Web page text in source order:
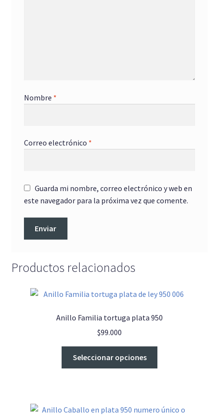
Nombre *
Correo electrónico *
Guarda mi nombre, correo electrónico y web en
este navegador para la próxima vez que comente.
Productos relacionados
Anillo Familia tortuga plata 950
$99.000
Seleccionar opciones